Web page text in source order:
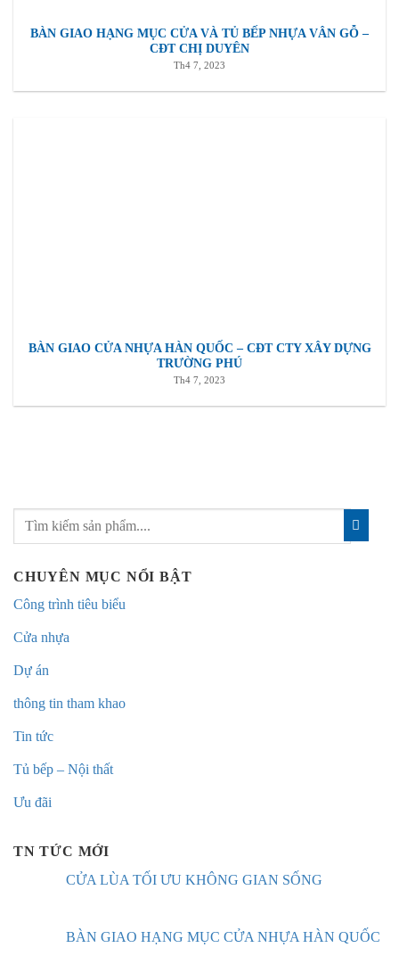
BÀN GIAO HẠNG MỤC CỬA VÀ TỦ BẾP NHỰA VÂN GỖ –
CĐT CHỊ DUYÊN
Th4 7, 2023
BÀN GIAO CỬA NHỰA HÀN QUỐC – CĐT CTY XÂY DỰNG
TRƯỜNG PHÚ
Th4 7, 2023
CHUYÊN MỤC NỔI BẬT
Công trình tiêu biểu
Cửa nhựa
Dự án
thông tin tham khao
Tin tức
Tủ bếp – Nội thất
Ưu đãi
TN TỨC MỚI
CỬA LÙA TỐI ƯU KHÔNG GIAN SỐNG
BÀN GIAO HẠNG MỤC CỬA NHỰA HÀN QUỐC